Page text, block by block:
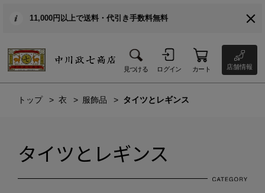
11,000円以上で送料・代引き手数料無料
見つける ログイン カート 店舗情報
トップ 衣 服飾品 タイツとレギンス
タイツとレギンス